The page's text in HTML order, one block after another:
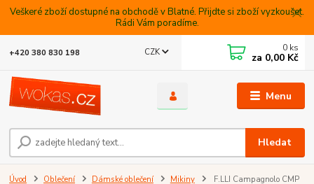
Veškeré zboží dostupné na obchodě v Blatné. Přijdte si zboží vyzkoušet.
Rádi Vám poradíme.
Menu
CZK
Hledat
+420 380 830 198 0 ks
za 0,00 Kč
Úvod Oblečení Dámské oblečení Mikiny
F.LLI Campagnolo CMP